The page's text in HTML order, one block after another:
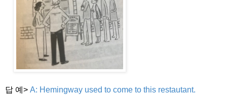
답 예> A: Hemingway used to come to this restautant.